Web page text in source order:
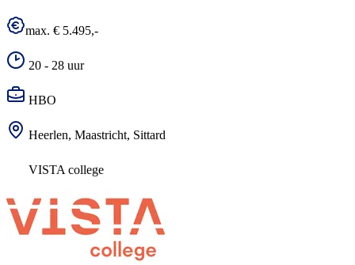
max. € 5.495,-
20 - 28 uur
HBO
Heerlen, Maastricht, Sittard
VISTA college